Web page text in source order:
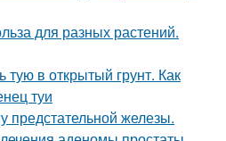
для разных растений.
тую в открытый грунт. Как
туи
предстательной железы.